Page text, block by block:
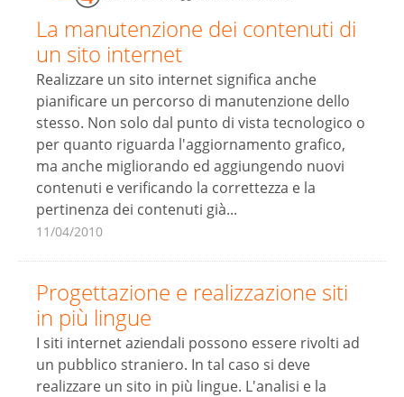
La manutenzione dei contenuti di
un sito internet
Realizzare un sito internet significa anche
pianificare un percorso di manutenzione dello
stesso. Non solo dal punto di vista tecnologico o
per quanto riguarda l'aggiornamento grafico,
ma anche migliorando ed aggiungendo nuovi
contenuti e verificando la correttezza e la
pertinenza dei contenuti già...
11/04/2010
Progettazione e realizzazione siti
in più lingue
I siti internet aziendali possono essere rivolti ad
un pubblico straniero. In tal caso si deve
realizzare un sito in più lingue. L'analisi e la